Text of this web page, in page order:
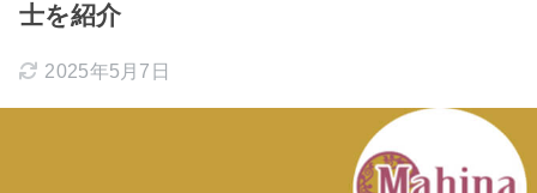
士を紹介
2025年5月7日